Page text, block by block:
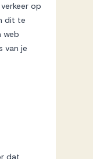
op
dit te
web
van je
dat